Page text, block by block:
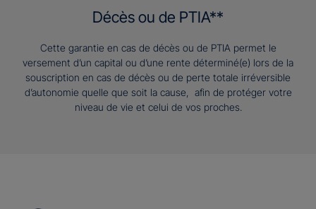
Décès ou de PTIA**
Cette garantie en cas de décès ou de PTIA permet le
versement d’un capital ou d’une rente déterminé(e) lors de la
souscription en cas de décès ou de perte totale irréversible
d’autonomie quelle que soit la cause, afin de protéger votre
niveau de vie et celui de vos proches.